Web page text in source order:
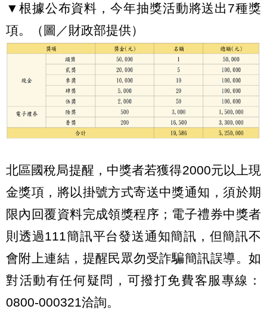
▼根據公布資料，今年抽獎活動將送出7種獎
項。（圖／財政部提供）
北區國稅局提醒，中獎者若獲得2000元以上現
金獎項，將以掛號方式寄送中獎通知，須於期
限內回覆資料完成領獎程序；電子禮券中獎者
則透過111簡訊平台發送通知簡訊，但簡訊不
會附上連結，提醒民眾勿受詐騙簡訊誤導。如
對活動有任何疑問，可撥打免費客服專線：
0800-000321洽詢。